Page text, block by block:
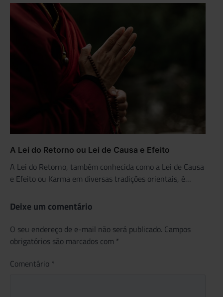
A Lei do Retorno ou Lei de Causa e Efeito
A Lei do Retorno, também conhecida como a Lei de Causa
e Efeito ou Karma em diversas tradições orientais, é…
Deixe um comentário
O seu endereço de e-mail não será publicado. Campos
obrigatórios são marcados com *
Comentário *